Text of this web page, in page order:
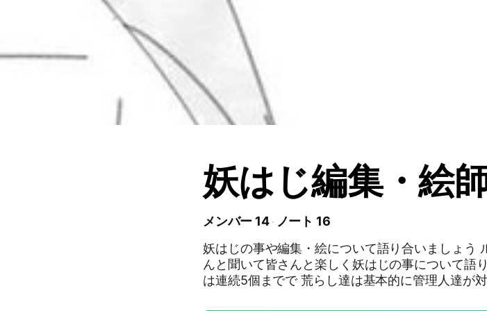
妖はじ編集・絵
メンバー 14
ノート 16
妖はじの事や編集・絵について語り合いましょう
んと聞いて皆さんと楽しく妖はじの事について語
は連続5個までで 荒らし達は基本的に管理人達が